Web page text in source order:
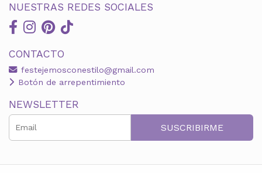
NUESTRAS REDES SOCIALES
CONTACTO
festejemosconestilo@gmail.com
Botón de arrepentimiento
NEWSLETTER
SUSCRIBIRME